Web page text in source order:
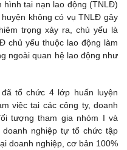
hình tai nạn lao động (TNLĐ)
không có vụ TNLĐ gây
trọng xảy ra, chủ yếu là
chủ yếu thuộc lao động làm
ngoài quan hệ lao động như
tổ chức 4 lớp huấn luyện
việc tại các công ty, doanh
tượng tham gia nhóm I và
doanh nghiệp tự tổ chức tập
doanh nghiệp, cơ bản 100%